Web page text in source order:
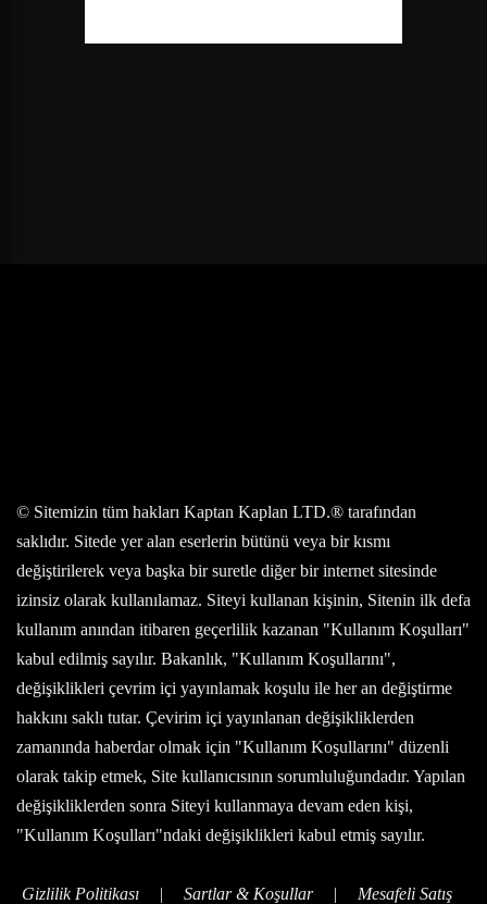
© Sitemizin tüm hakları Kaptan Kaplan LTD.® tarafından
saklıdır. Sitede yer alan eserlerin bütünü veya bir kısmı
değiştirilerek veya başka bir suretle diğer bir internet sitesinde
izinsiz olarak kullanılamaz. Siteyi kullanan kişinin, Sitenin ilk defa
kullanım anından itibaren geçerlilik kazanan "Kullanım Koşulları"
kabul edilmiş sayılır. Bakanlık, "Kullanım Koşullarını",
değişiklikleri çevrim içi yayınlamak koşulu ile her an değiştirme
hakkını saklı tutar. Çevirim içi yayınlanan değişikliklerden
zamanında haberdar olmak için "Kullanım Koşullarını" düzenli
olarak takip etmek, Site kullanıcısının sorumluluğundadır. Yapılan
değişikliklerden sonra Siteyi kullanmaya devam eden kişi,
"Kullanım Koşulları"ndaki değişiklikleri kabul etmiş sayılır.
Gizlilik Politikası | Sartlar & Koşullar | Mesafeli Satış